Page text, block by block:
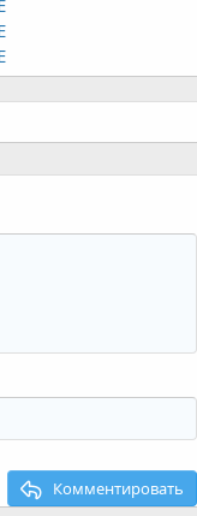
Комментировать